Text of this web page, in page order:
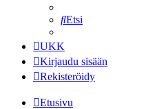
Etsi
UKK
Kirjaudu sisään
Rekisteröidy
Etusivu